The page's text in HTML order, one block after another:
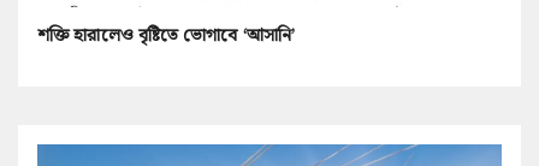
শক্তি হারালেও বৃষ্টিতে ভোগাবে ‘আসানি’